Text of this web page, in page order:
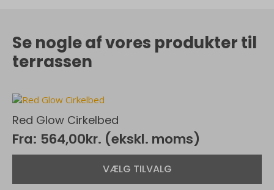
Se nogle af vores produkter til
terrassen
Red Glow Cirkelbed
Fra: 564,00kr. (ekskl. moms)
VÆLG TILVALG
har